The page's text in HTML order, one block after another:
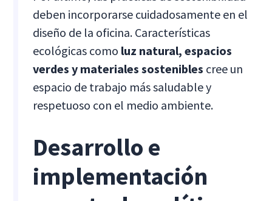
deben incorporarse cuidadosamente en el
diseño de la oficina. Características
ecológicas como luz natural, espacios
verdes y materiales sostenibles cree un
espacio de trabajo más saludable y
respetuoso con el medio ambiente.
Desarrollo e
implementación